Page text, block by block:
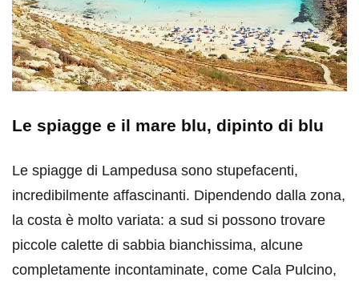
Le spiagge e il mare blu, dipinto di blu
Le spiagge di Lampedusa sono stupefacenti,
incredibilmente affascinanti. Dipendendo dalla zona,
la costa è molto variata: a sud si possono trovare
piccole calette di sabbia bianchissima, alcune
completamente incontaminate, come Cala Pulcino,